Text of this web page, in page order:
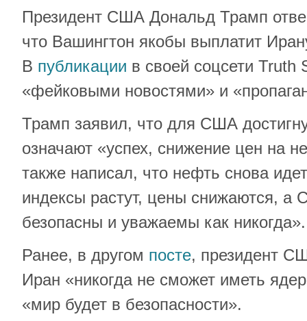
Президент США Дональд Трамп
что Вашингтон якобы выплатит
В публикации в своей соцсети Truth
«фейковыми новостями» и
Трамп заявил, что для США
означают «успех, снижение цен на
также написал, что нефть снова
индексы растут, цены снижаются,
безопасны и уважаемы как никогда».
Ранее, в другом посте, президент
Иран «никогда не сможет иметь
«мир будет в безопасности».